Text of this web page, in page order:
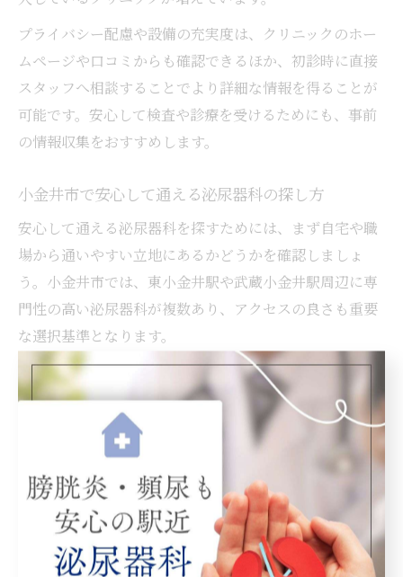
プライバシー配慮や設備の充実度は、クリニックのホー
ムページや口コミからも確認できるほか、初診時に直接
スタッフへ相談することでより詳細な情報を得ることが
可能です。安心して検査や診療を受けるためにも、事前
の情報収集をおすすめします。
小金井市で安心して通える泌尿器科の探し方
安心して通える泌尿器科を探すためには、まず自宅や職
場から通いやすい立地にあるかどうかを確認しましょ
う。小金井市では、東小金井駅や武蔵小金井駅周辺に専
門性の高い泌尿器科が複数あり、アクセスの良さも重要
な選択基準となります。
また、診療時間や予約の取りやすさ、急な症状にも対応
可能かどうかも大切です。継続した通院が必要な場合に
は、腎臓内科と連携しているか、経過観察や治療まで一
貫して対応できる体制が整っているかも確認ポイントで
す。
最後に、初診や検査の流れ、費用の目安、性病検査の可
否など、よくある疑問にも丁寧に答えてくれるクリニッ
クを選ぶと、初めての方でも安心して受診できます。口